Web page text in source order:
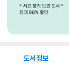
도서정보